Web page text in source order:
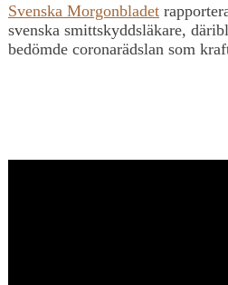
Svenska Morgonbladet
svenska smittskyddsläkare,
bedömde coronarädslan som